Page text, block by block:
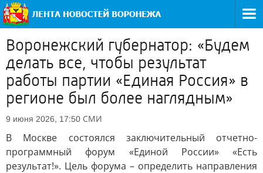
Воронежский губернатор: «Будем
делать все, чтобы результат
работы партии «Единая Россия» в
регионе был более наглядным»
9 июня 2026, 17:50 СМИ
В Москве состоялся заключительный отчетно-
программный форум «Единой России» «Есть
результат!». Цель форума – определить направления